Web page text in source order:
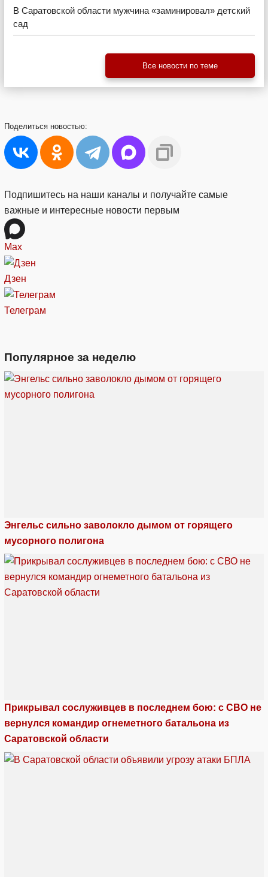
В Саратовской области мужчина «заминировал» детский
сад
Все новости по теме
Поделиться новостью:
Подпишитесь на наши каналы и получайте самые
важные и интересные новости первым
Max
Дзен
Телеграм
Популярное за неделю
Энгельс сильно заволокло дымом от горящего
мусорного полигона
Прикрывал сослуживцев в последнем бою: с СВО не
вернулся командир огнеметного батальона из
Саратовской области